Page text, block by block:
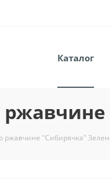
Каталог
ржавчине "Сибирячка"